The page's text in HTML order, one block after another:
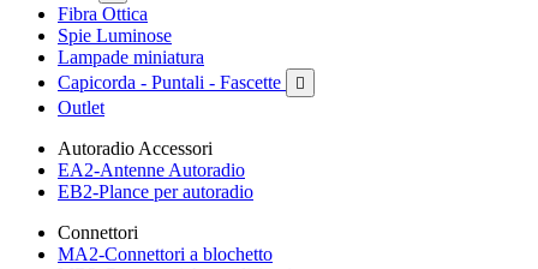
Fibra Ottica
Spie Luminose
Lampade miniatura
Capicorda - Puntali - Fascette

Outlet
Autoradio Accessori
EA2-Antenne Autoradio
EB2-Plance per autoradio
Connettori
MA2-Connettori a blochetto